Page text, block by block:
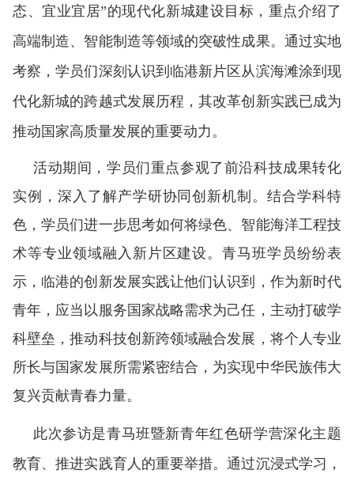
态、宜业宜居”的现代化新城建设目标，重点介绍了
高端制造、智能制造等领域的突破性成果。通过实地
考察，学员们深刻认识到临港新片区从滨海滩涂到现
代化新城的跨越式发展历程，其改革创新实践已成为
推动国家高质量发展的重要动力。
活动期间，学员们重点参观了前沿科技成果转化
实例，深入了解产学研协同创新机制。结合学科特
色，学员们进一步思考如何将绿色、智能海洋工程技
术等专业领域融入新片区建设。青马班学员纷纷表
示，临港的创新发展实践让他们认识到，作为新时代
青年，应当以服务国家战略需求为己任，主动打破学
科壁垒，推动科技创新跨领域融合发展，将个人专业
所长与国家发展所需紧密结合，为实现中华民族伟大
复兴贡献青春力量。
此次参访是青马班暨新青年红色研学营深化主题
教育、推进实践育人的重要举措。通过沉浸式学习，